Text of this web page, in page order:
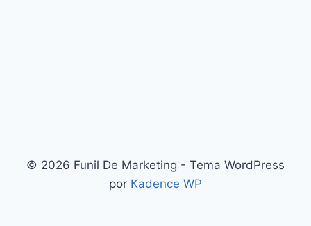
© 2026 Funil De Marketing - Tema WordPress
por Kadence WP